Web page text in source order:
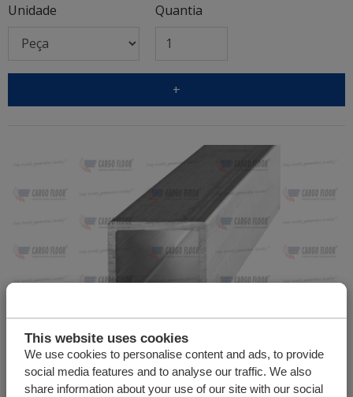
This website uses cookies
We use cookies to personalise content and ads, to provide
social media features and to analyse our traffic. We also
share information about your use of our site with our social
Unidade
Quantia
+
Tubo alumínio 25x25x2 mm (L = 6000mm)
Número do artigo:20.2.6000